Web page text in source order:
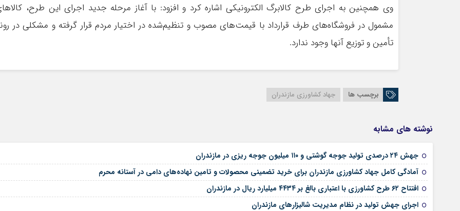
وی همچنین به اجرای طرح کالابرگ الکترونیکی اشاره کرد و افزود: با آغاز مرحله جدید اجرای این طرح،
مشمول در فروشگاه‌های طرف قرارداد با قیمت‌های مصوب و تنظیم‌شده در اختیار مردم قرار گرفته و مشکلی در
تأمین و توزیع آنها وجود ندارد.
برچسب ها جهاد کشاورزی مازندران
نوشته های مشابه
جهش ۲۴ درصدی تولید جوجه گوشتی و ۱۱۰ میلیون جوجه ریزی در مازندران
آمادگی کامل جهاد کشاورزی مازندران برای خرید تضمینی محصولات و تامین نهاده‌های دامی در آستانه محرم
افتتاح ۶۲ طرح کشاورزی با اعتباری بالغ بر ۴۴۳۴ میلیارد ریال در مازندران
اجرای جهش تولید در نظام مدیریت شالیزارهای مازندران